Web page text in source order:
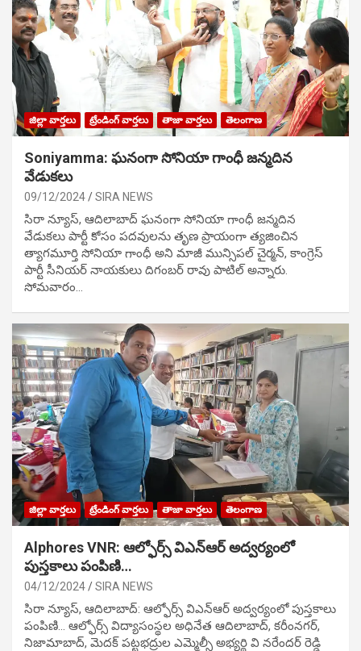
జిల్లా వార్తలు ట్రేండింగ్ వార్తలు తాజా వార్తలు తెలంగాణ
Soniyamma: ఘ‌నంగా సోనియా గాంధీ జ‌న్మ‌దిన
వేడుక‌లు
09/12/2024 SIRA NEWS
సిరా న్యూస్, ఆదిలాబాద్ ఘ‌నంగా సోనియా గాంధీ జ‌న్మ‌దిన
వేడుక‌లు పార్టీ కోసం ప‌ద‌వుల‌ను తృణ ప్రాయంగా త్య‌జించిన
త్యాగమూర్తి సోనియా గాంధీ అని మాజీ మున్సిప‌ల్ చైర్మ‌న్, కాంగ్రెస్
పార్టీ సీనియ‌ర్ నాయ‌కులు దిగంబ‌ర్ రావు పాటిల్ అన్నారు.
సోమవారం…
జిల్లా వార్తలు ట్రేండింగ్ వార్తలు తాజా వార్తలు తెలంగాణ
Alphores VNR: ఆల్ఫోర్స్ విఎన్ఆర్ అద్వర్యంలో
పుస్తకాలు పంపిణి…
04/12/2024 SIRA NEWS
సిరా న్యూస్, ఆదిలాబాద్: ఆల్ఫోర్స్ విఎన్ఆర్ అద్వర్యంలో పుస్తకాలు
పంపిణి… ఆల్ఫోర్స్ విద్యాసంస్థల అధినేత ఆదిలాబాద్, కరీంనగర్,
నిజామాబాద్, మెదక్ పట్టభద్రుల ఎమ్మెల్సీ అభ్యర్థి వి నరేందర్ రెడ్డి